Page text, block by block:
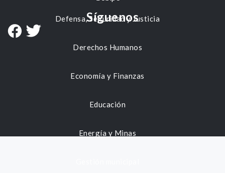
Defensa, Seguridad y Justicia
Derechos Humanos
Economía y Finanzas
Educación
Energía y Minas
Síguenos